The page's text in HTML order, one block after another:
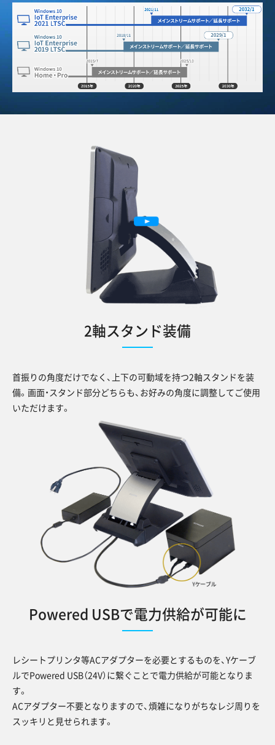
2軸スタンド装備
首振りの角度だけでなく、上下の可動域を持つ2軸スタンドを装
備。画面・スタンド部分どちらも、お好みの角度に調整してご使用
いただけます。
Powered USBで電力供給が可能に
レシートプリンタ等ACアダプターを必要とするものを、Yケーブ
ルでPowered USB（24V）に繋ぐことで電力供給が可能となりま
す。
ACアダプター不要となりますので、煩雑になりがちなレジ周りを
スッキリと見せられます。